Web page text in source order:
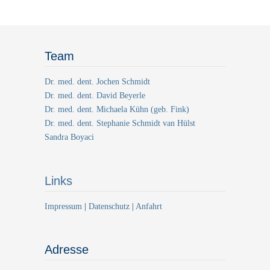
Team
Dr. med. dent. Jochen Schmidt
Dr. med. dent. David Beyerle
Dr. med. dent. Michaela Kühn (geb. Fink)
Dr. med. dent. Stephanie Schmidt van Hülst
Sandra Boyaci
Links
Impressum | Datenschutz | Anfahrt
Adresse